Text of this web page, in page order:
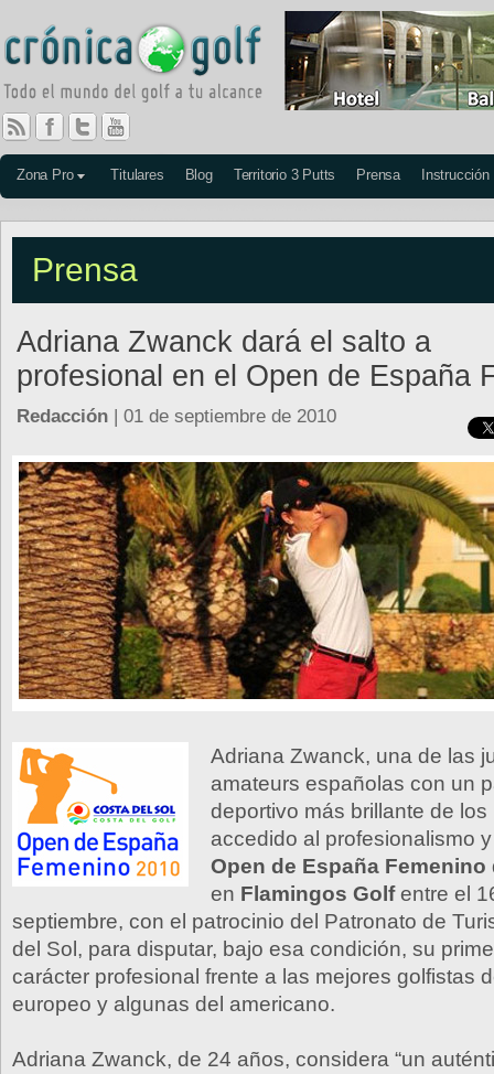
Zona Pro Titulares Blog Territorio 3 Putts Prensa Instrucción
Prensa
Adriana Zwanck dará el salto a
profesional en el Open de España
Redacción | 01 de septiembre de 2010
Adriana Zwanck, una de las
amateurs españolas con un
deportivo más brillante de
accedido al profesionalismo
Open de España Femenino
en Flamingos Golfentre el
septiembre, con el patrocinio del Patronato de
del Sol, para disputar, bajo esa condición, su
carácter profesional frente a las mejores golfistas
europeo y algunas del americano.
Adriana Zwanck, de 24 años, considera “un